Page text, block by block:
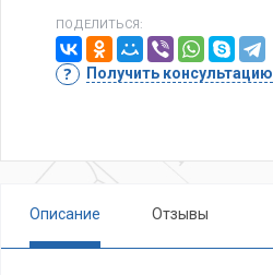
ПОДЕЛИТЬСЯ:
Получить консультацию
Описание Отзывы